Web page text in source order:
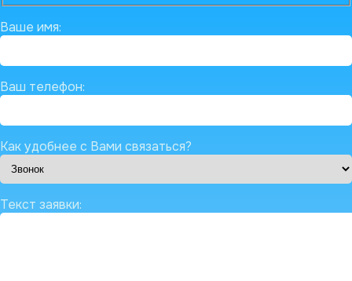
Ваше имя:
Ваш телефон:
Как удобнее с Вами связаться?
Текст заявки: